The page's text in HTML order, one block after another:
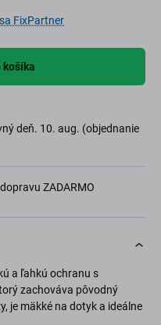
FixPartner
košíka
deň. 10. aug. (objednanie
ZADARMO
a ľahkú ochranu s
zachováva pôvodný
je mäkké na dotyk a ideálne